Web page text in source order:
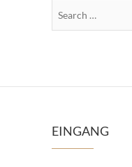
EINGANG